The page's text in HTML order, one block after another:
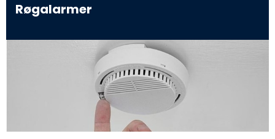
Røgalarmer